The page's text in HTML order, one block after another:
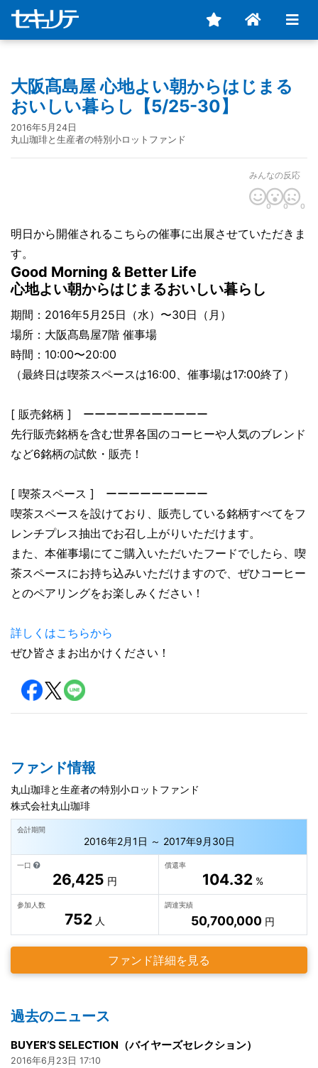
大阪髙島屋 心地よい朝からはじまる
おいしい暮らし【5/25-30】
2016年5月24日
丸山珈琲と生産者の特別小ロットファンド
みんなの反応
0 0 0
明日から開催されるこちらの催事に出展させていただきま
す。
Good Morning & Better Life
心地よい朝からはじまるおいしい暮らし
期間：2016年5月25日（水）〜30日（月）
場所：大阪髙島屋7階 催事場
時間：10:00〜20:00
（最終日は喫茶スペースは16:00、催事場は17:00終了）
[ 販売銘柄 ] ーーーーーーーーーーー
先行販売銘柄を含む世界各国のコーヒーや人気のブレンド
など6銘柄の試飲・販売！
[ 喫茶スペース ] ーーーーーーーーー
喫茶スペースを設けており、販売している銘柄すべてをフ
レンチプレス抽出でお召し上がりいただけます。
また、本催事場にてご購入いただいたフードでしたら、喫
茶スペースにお持ち込みいただけますので、ぜひコーヒー
とのペアリングをお楽しみください！
詳しくはこちらから
ぜひ皆さまお出かけください！
ファンド情報
丸山珈琲と生産者の特別小ロットファンド
株式会社丸山珈琲
会計期間
2016年2月1日 ～ 2017年9月30日
一口
26,425 円
償還率
104.32 %
参加人数
752 人
調達実績
50,700,000 円
ファンド詳細を見る
過去のニュース
BUYER’S SELECTION（バイヤーズセレクション）
2016年6月23日 17:10